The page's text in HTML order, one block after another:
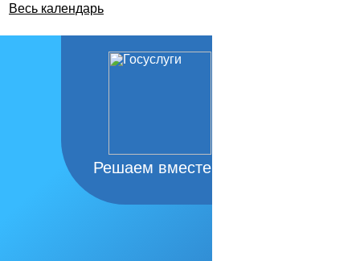
Весь календарь
Решаем вместе